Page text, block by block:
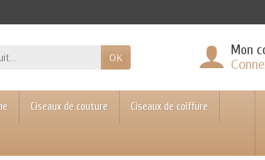
OK Mon
Ciseaux de couture Ciseaux de coiffure